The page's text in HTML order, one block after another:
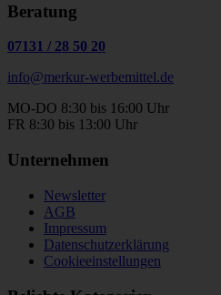
Beratung
07131 / 28 50 20
info@merkur-werbemittel.de
MO-DO 8:30 bis 16:00 Uhr
FR 8:30 bis 13:00 Uhr
Unternehmen
Newsletter
AGB
Impressum
Datenschutzerklärung
Cookieeinstellungen